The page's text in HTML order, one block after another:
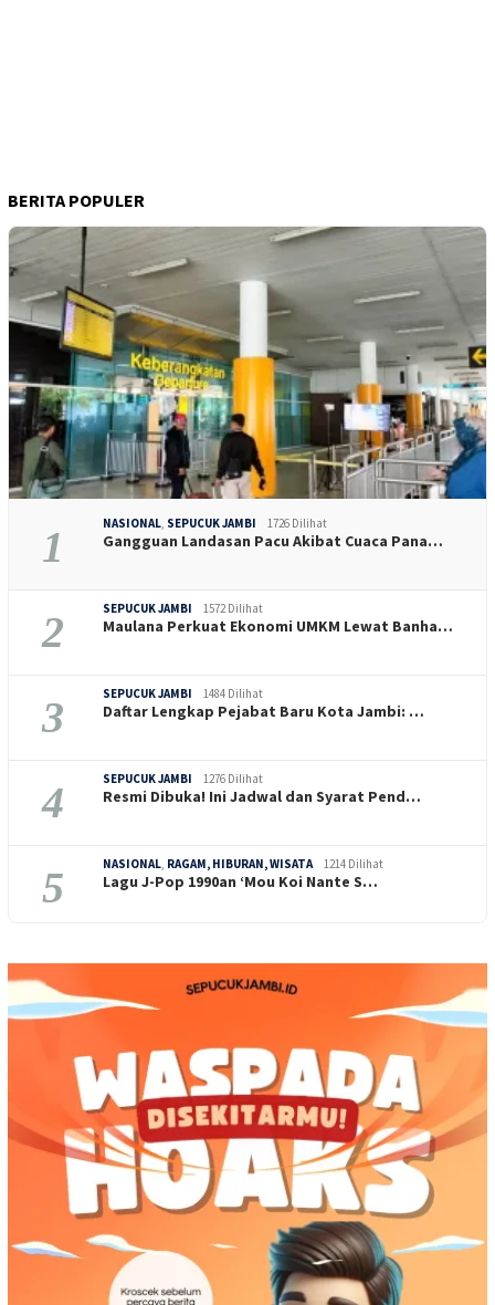
BERITA POPULER
1 NASIONAL SEPUCUK JAMBI 1726 Dilihat
Gangguan Landasan Pacu Akibat Cuaca Pana…
2 SEPUCUK JAMBI 1572 Dilihat
Maulana Perkuat Ekonomi UMKM Lewat Banha…
3 SEPUCUK JAMBI 1484 Dilihat
Daftar Lengkap Pejabat Baru Kota Jambi: …
4 SEPUCUK JAMBI 1276 Dilihat
Resmi Dibuka! Ini Jadwal dan Syarat Pend…
5 NASIONAL RAGAM, HIBURAN, WISATA 1214 Dilihat
Lagu J-Pop 1990an ‘Mou Koi Nante S…